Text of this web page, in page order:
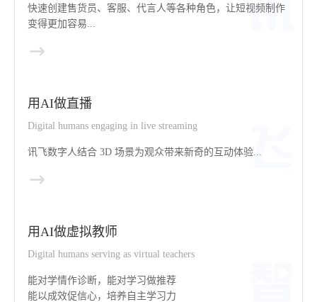
快速创建售货员、客服、代言人等各种角色，让短视频制作
变得更加容易...
用AI做直播
Digital humans engaging in live streaming
讯飞数字人结合 3D 场景为观众带来新奇的互动体验...
用AI做虚拟教师
Digital humans serving as virtual teachers
能对学情作诊断，能对学习做推荐
能以成效促信心，培养自主学习力